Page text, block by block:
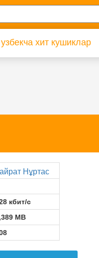
хит кушиклар
Нұртас
кбит/с
MB